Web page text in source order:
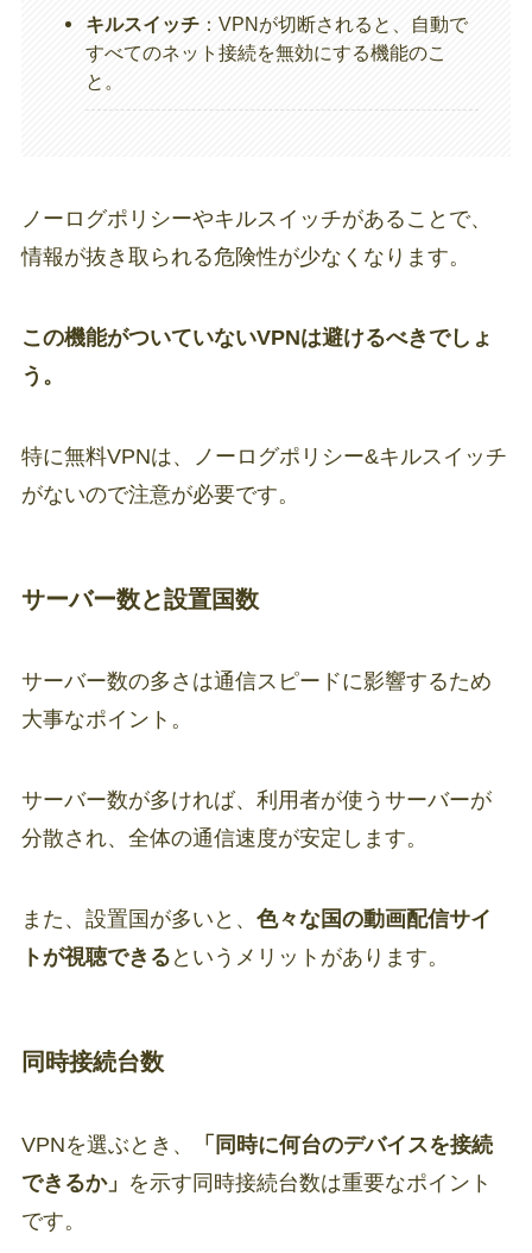
キルスイッチ：VPNが切断されると、自動で
すべてのネット接続を無効にする機能のこ
と。
ノーログポリシーやキルスイッチがあることで、
情報が抜き取られる危険性が少なくなります。
この機能がついていないVPNは避けるべきでしょ
う。
特に無料VPNは、ノーログポリシー&キルスイッチ
がないので注意が必要です。
サーバー数と設置国数
サーバー数の多さは通信スピードに影響するため
大事なポイント。
サーバー数が多ければ、利用者が使うサーバーが
分散され、全体の通信速度が安定します。
また、設置国が多いと、 色々な国の動画配信サイ
トが視聴できる というメリットがあります。
同時接続台数
VPNを選ぶとき、
「同時に何台のデバイスを接続
できるか」 を示す同時接続台数は重要なポイント
です。